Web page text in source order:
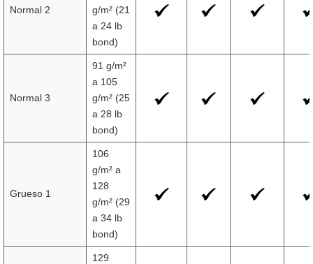
Normal 2
g/m² (21
a 24 lb
bond)
Normal 3
91 g/m²
a 105
g/m² (25
a 28 lb
bond)
Grueso 1
106
g/m² a
128
g/m² (29
a 34 lb
bond)
129